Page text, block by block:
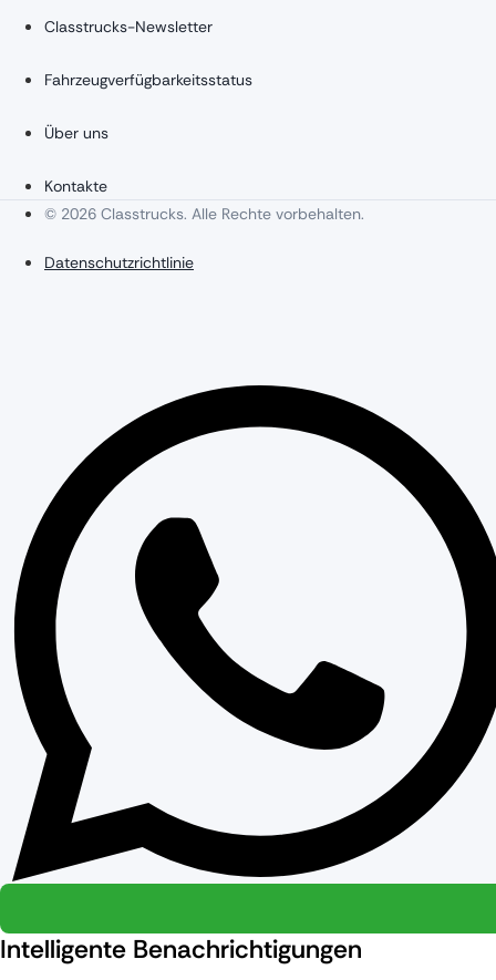
Classtrucks-Newsletter
Fahrzeugverfügbarkeitsstatus
Über uns
Kontakte
© 2026 Classtrucks. Alle Rechte vorbehalten.
Datenschutzrichtlinie
Intelligente Benachrichtigungen